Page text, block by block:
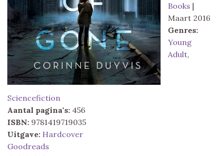
Books |
Maart 2016
Genres:
Young
Adult,
Sciencefiction
Aantal pagina's: 456
ISBN: 9781419719035
Uitgave: Hardcover
Goodreads